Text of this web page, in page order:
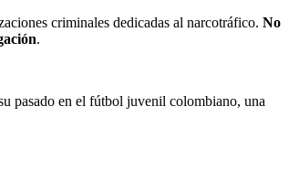
criminales dedicadas al narcotráfico. No
.
pasado en el fútbol juvenil colombiano, una